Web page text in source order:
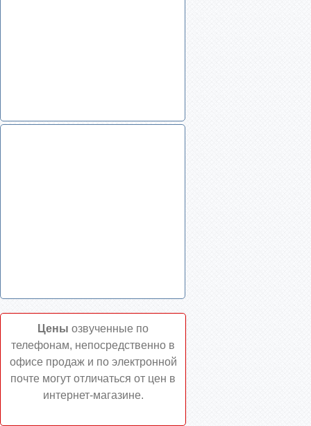
Цены озвученные по
телефонам, непосредственно в
офисе продаж и по электронной
почте могут отличаться от цен в
интернет-магазине.